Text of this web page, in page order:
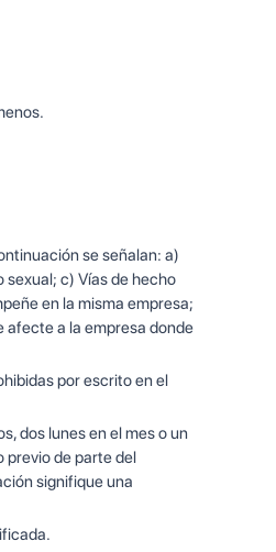
se señalan: a)
sexual; c) Vías de hecho
en la misma empresa;
afecte a la empresa donde
por escrito en el
dos lunes en el mes o un
previo de parte del
signifique una